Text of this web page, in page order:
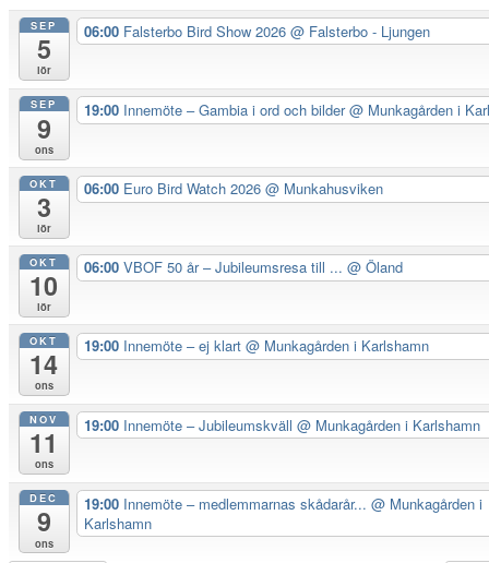
SEP
5
lör
06:00 Falsterbo Bird Show 2026 @ Falsterbo - Ljungen
SEP
9
ons
19:00 Innemöte – Gambia i ord och bilder@ Munkagården i
OKT
3
lör
06:00 Euro Bird Watch 2026 @ Munkahusviken
OKT
10
lör
06:00 VBOF 50 år – Jubileumsresa till ... @ Öland
OKT
14
ons
19:00 Innemöte – ej klart @ Munkagården i Karlshamn
NOV
11
ons
19:00 Innemöte – Jubileumskväll @ Munkagården i Karlshamn
DEC
9
ons
19:00 Innemöte – medlemmarnas skådarår... @ Munkagården i
Karlshamn